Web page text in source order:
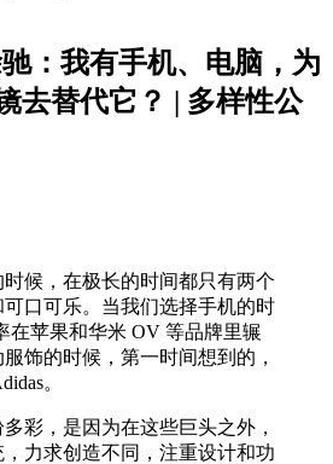
：我有手机、电脑，为
去替代它？ | 多样性公
候，在极长的时间都只有两个
口可乐。当我们选择手机的时
在苹果和华米 OV 等品牌里辗
饰的时候，第一时间想到的，
。
彩，是因为在这些巨头之外，
力求创造不同，注重设计和功